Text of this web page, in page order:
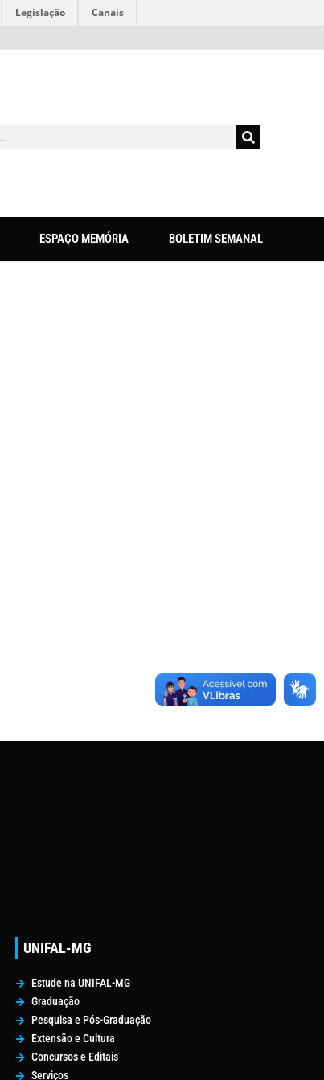
Legislação Canais
ESPAÇO MEMÓRIA BOLETIM SEMANAL
UNIFAL-MG
Estude na UNIFAL-MG
Graduação
Pesquisa e Pós-Graduação
Extensão e Cultura
Concursos e Editais
Serviços